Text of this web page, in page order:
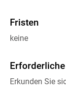
Fristen
keine
Erkunden Sie